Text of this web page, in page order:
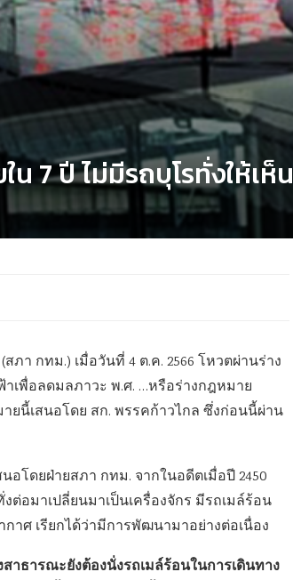
น 7 ปี ไม่มีรถบุโรทั่งให้เห็น
า กทม.) เมื่อวันที่ 4 ต.ค. 2566 โหวตผ่านร่าง
เพื่อลดมลภาวะ พ.ศ. …หรือร่างกฎหมาย
ยนี้เสนอโดย สก. พรรคก้าวไกล ซึ่งก่อนนี้ผ่าน
ดยฝ่ายสภา กทม. จากในอดีตเมื่อปี 2450
ต่อมาเปลี่ยนมาเป็นเครื่องจักร มีรถเมล์ร้อน
าศ เรียกได้ว่ามีการพัฒนามาอย่างต่อเนื่อง
าธารณะยังต้องนั่งรถเมล์ร้อนในการเดินทาง